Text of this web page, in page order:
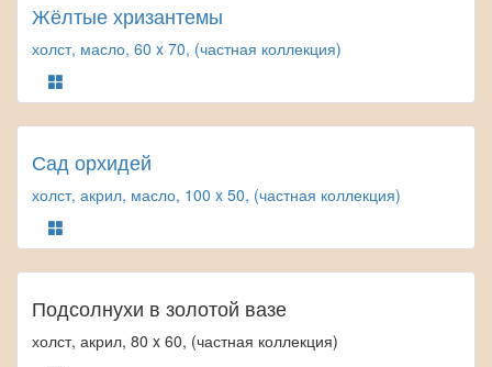
Жёлтые хризантемы
холст, масло, 60 x 70, (частная коллекция)
Сад орхидей
холст, акрил, масло, 100 x 50, (частная коллекция)
Подсолнухи в золотой вазе
холст, акрил, 80 x 60, (частная коллекция)